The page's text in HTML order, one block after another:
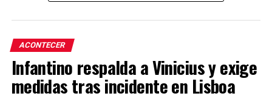
ACONTECER
Infantino respalda a Vinicius y exige
medidas tras incidente en Lisboa